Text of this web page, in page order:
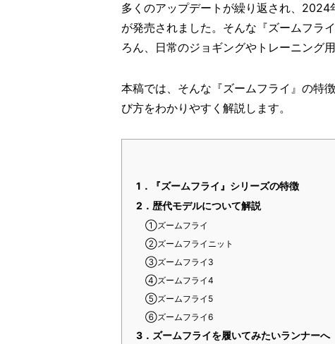
多くのアップデートが繰り返され、2024
が発売されました。そんな『ズームフラ
ろん、日常のジョギングやトレーニング
本稿では、そんな『ズームフライ』の特
び方をわかりやすく解説します。
1．『ズームフライ』シリーズの特徴
2．歴代モデルについて解説
①ズームフライ
②ズームフライニット
③ズームフライ3
④ズームフライ4
⑤ズームフライ5
⑥ズームフライ6
3．ズームフライを履いてみたいランナーへ